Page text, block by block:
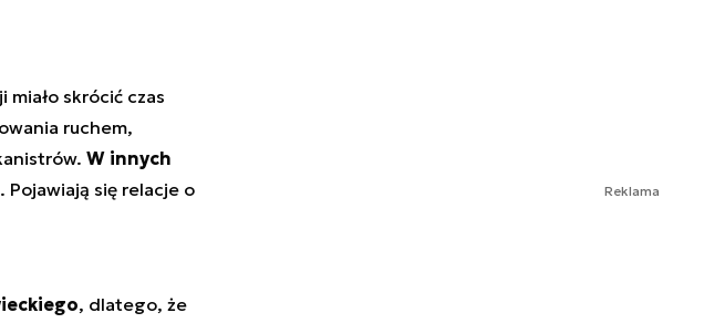
skrócić czas
ruchem,
W innych
. Pojawiają się relacje o
, dlatego, że
Reklama